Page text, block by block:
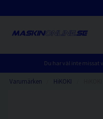
Du har väl inte missat
Varumärken HiKOKI